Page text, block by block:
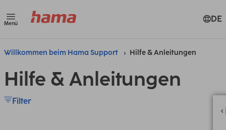
Menü DE
Willkommen beim Hama Support Hilfe & Anleitungen
Hilfe & Anleitungen
Filter